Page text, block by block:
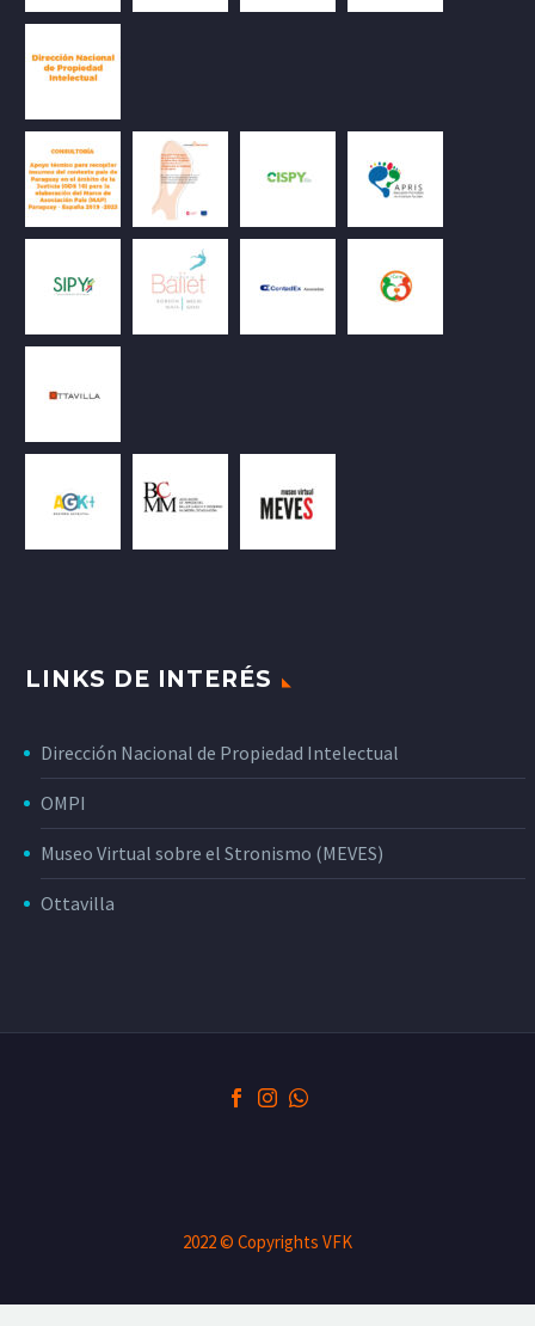
LINKS DE INTERÉS
Dirección Nacional de Propiedad Intelectual
OMPI
Museo Virtual sobre el Stronismo (MEVES)
Ottavilla
2022 © Copyrights VFK